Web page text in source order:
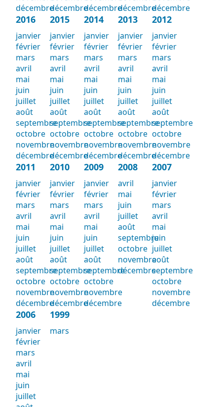
décembredécembredécembredécembredécembre
2016
janvier
février
mars
avril
mai
juin
juillet
août
septembre
octobre
novembre
décembre
2015
janvier
février
mars
avril
mai
juin
juillet
août
septembre
octobre
novembre
décembre
2014
janvier
février
mars
avril
mai
juin
juillet
août
septembre
octobre
novembre
décembre
2013
janvier
février
mars
avril
mai
juin
juillet
août
septembre
octobre
novembre
décembre
2012
janvier
février
mars
avril
mai
juin
juillet
août
septembre
octobre
novembre
décembre
2011
janvier
février
mars
avril
mai
juin
juillet
août
septembre
octobre
novembre
décembre
2010
janvier
février
mars
avril
mai
juin
juillet
août
septembre
octobre
novembre
décembre
2009
janvier
février
mars
avril
mai
juin
juillet
août
septembre
octobre
novembre
décembre
2008
avril
mai
juin
juillet
août
septembre
octobre
novembre
décembre
2007
janvier
février
mars
avril
mai
juin
juillet
août
septembre
octobre
novembre
décembre
2006
janvier
février
mars
avril
mai
juin
juillet
1999
mars